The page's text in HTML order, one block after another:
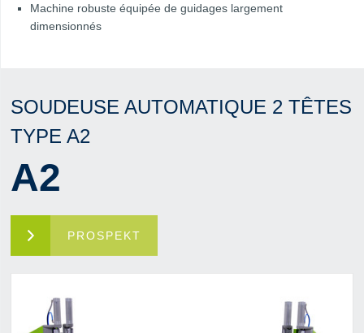
Machine robuste équipée de guidages largement
dimensionnés
SOUDEUSE AUTOMATIQUE 2 TÊTES
TYPE A2
A2
PROSPEKT